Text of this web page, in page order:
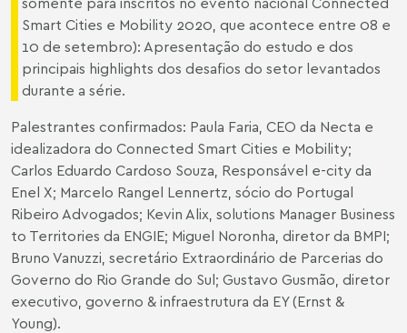
Smart Cities e Mobility 2020, que acontece entre 08 e
10 de setembro): Apresentação do estudo e dos
principais highlights dos desafios do setor levantados
durante a série.
Palestrantes confirmados: Paula Faria, CEO da Necta e
idealizadora do Connected Smart Cities e Mobility;
Carlos Eduardo Cardoso Souza, Responsável e-city da
Enel X; Marcelo Rangel Lennertz, sócio do Portugal
Ribeiro Advogados; Kevin Alix, solutions Manager Business
to Territories da ENGIE; Miguel Noronha, diretor da BMPI;
Bruno Vanuzzi, secretário Extraordinário de Parcerias do
Governo do Rio Grande do Sul; Gustavo Gusmão, diretor
executivo, governo & infraestrutura da EY (Ernst &
Young).